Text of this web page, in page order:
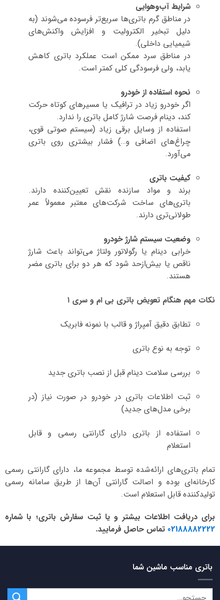
شرایط آب‌و‌هوایی
در مناطق گرم باتری‌ها سریع‌تر فرسوده می‌شوند (به
دلیل تبخیر الکترولیت و افزایش واکنش‌های
شیمیایی داخلی).
در مناطق سرد ممکن است عملکرد باتری کاهش
یابد، ولی فرسودگی کلی کمتر است.
نحوه استفاده از خودرو
اگر خودرو زیاد در ترافیک یا مسیرهای کوتاه حرکت
کند، دینام فرصت شارژ کامل باتری را ندارد.
استفاده از وسایل برقی زیاد (سیستم صوتی قوی،
چراغ‌های اضافی و…) فشار بیشتری روی باتری
می‌آورد.
کیفیت باتری
برند و مواد سازنده نقش تعیین‌کننده دارند.
باتری‌های ساخت شرکت‌های معتبر معمولاً عمر
طولانی‌تری دارند.
وضعیت سیستم شارژ خودرو
خرابی دینام یا رگولاتور ولتاژ می‌تواند باعث شارژ
ناقص یا بیش‌ازحد شود که هر دو برای باتری مضر
هستند.
نکات مهم هنگام تعویض باتری بی ام و سری ۱
تطابق دقیق آمپراژ و قالب با نمونه فابریک
توجه به نوع باتری
بررسی سلامت دینام قبل از نصب باتری جدید
ثبت اطلاعات باتری در خودرو در صورت نیاز (در
برخی مدل‌های جدید)
استفاده از باتری دارای گارانتی رسمی و قابل
استعلام
تمام باتری‌های ارائه‌شده توسط مجموعه ما، دارای گارانتی رسمی
کارخانه‌ای بوده و اصالت گارانتی آن‌ها از طریق سامانه رسمی
تولیدکننده قابل استعلام است.
برای دریافت اطلاعات بیشتر و یا ثبت سفارش باتری؛ با شماره
02188882222 تماس حاصل فرمایید.
باتری مناسب ماشین شما